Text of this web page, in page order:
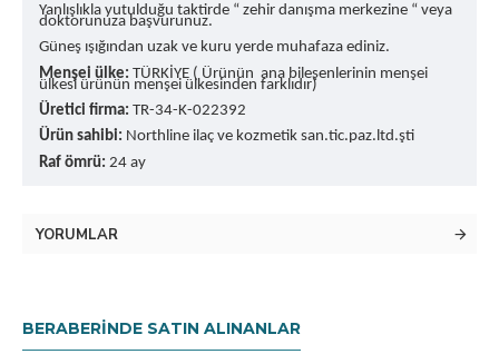
Yanlışlıkla yutulduğu taktirde “ zehir danışma merkezine “ veya
doktorunuza başvurunuz.
Güneş ışığından uzak ve kuru yerde muhafaza ediniz.
Menşei ülke: TÜRKİYE ( Ürünün ana bileşenlerinin menşei
ülkesi ürünün menşei ülkesinden farklıdır)
Üretici firma: TR-34-K-022392
Ürün sahibi: Northline ilaç ve kozmetik san.tic.paz.ltd.şti
Raf ömrü: 24 ay
YORUMLAR
BERABERINDE SATIN ALINANLAR